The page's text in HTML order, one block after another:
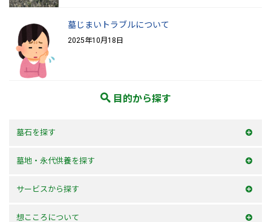
墓じまいトラブルについて
2025年10月18日
目的から探す
墓石を探す
和型墓石
洋型墓石
デザイン墓石
墓地・永代供養を探す
横浜市内
神奈川県
サービスから探す
お墓を建てる
想こころについて